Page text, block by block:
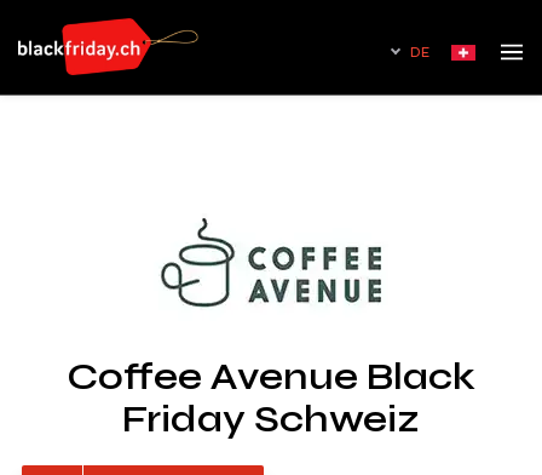
DE
Coffee Avenue Black
Friday Schweiz